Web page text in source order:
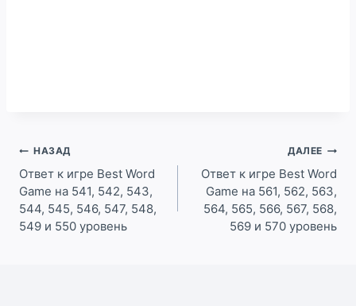
Навигация
по
записям
НАЗАД
Ответ к игре Best Word
Game на 541, 542, 543,
544, 545, 546, 547, 548,
549 и 550 уровень
ДАЛЕЕ
Ответ к игре Best Word
Game на 561, 562, 563,
564, 565, 566, 567, 568,
569 и 570 уровень